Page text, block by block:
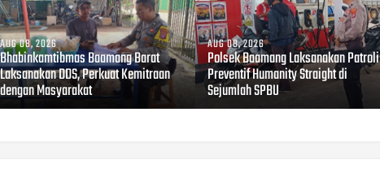
AUG 08, 2026
Bhabinkamtibmas Baamang Barat
Laksanakan DDS, Perkuat Kemitraan
dengan Masyarakat
AUG 08, 2026
Polsek Baamang Laksanakan Patroli
Preventif Humanity Straight di
Sejumlah SPBU